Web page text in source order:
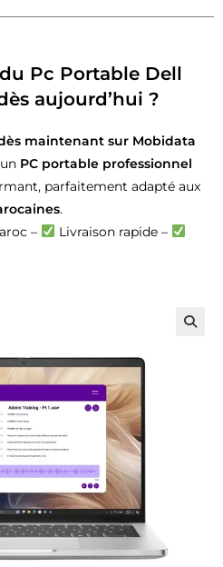
Pc Portable Dell
aujourd’hui ?
maintenant sur Mobidata
PC portable professionnel
parfaitement adapté aux
.
–
Livraison rapide –